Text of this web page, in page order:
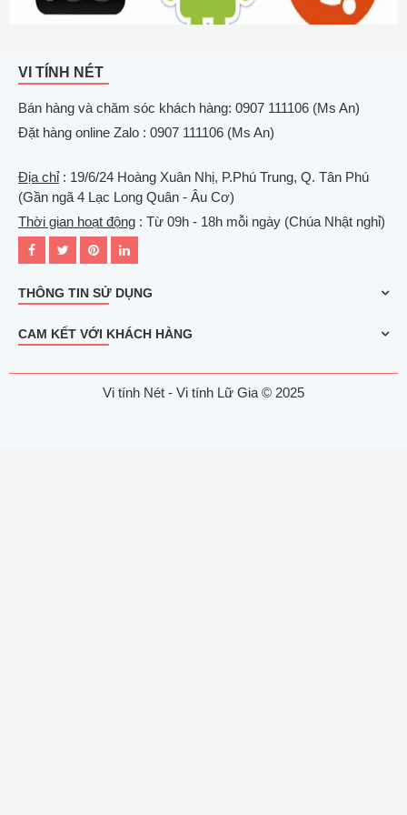
VI TÍNH NÉT
Bán hàng và chăm sóc khách hàng: 0907 111106 (Ms An)
Đặt hàng online Zalo : 0907 111106 (Ms An)
Địa chỉ: 19/6/24 Hoàng Xuân Nhị, P.Phú Trung, Q. Tân Phú
(Gần ngã 4 Lạc Long Quân - Âu Cơ)
Thời gian hoạt động : Từ 09h - 18h mỗi ngày (Chúa Nhật nghỉ)
THÔNG TIN SỬ DỤNG
CAM KẾT VỚI KHÁCH HÀNG
Vi tính Nét - Vi tính Lữ Gia © 2025